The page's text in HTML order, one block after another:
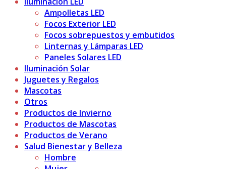
Ampolletas LED
Focos Exterior LED
Focos sobrepuestos y embutidos
Linternas y Lámparas LED
Paneles Solares LED
Iluminación Solar
Juguetes y Regalos
Mascotas
Otros
Productos de Invierno
Productos de Mascotas
Productos de Verano
Salud Bienestar y Belleza
Hombre